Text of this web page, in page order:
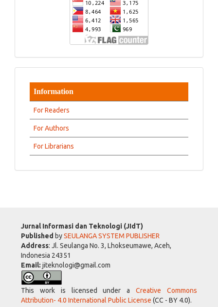
Information
For Readers
For Authors
For Librarians
Jurnal Informasi dan Teknologi (JIdT)
Published bySEULANGA SYSTEM PUBLISHER
Address: Jl. Seulanga No. 3, Lhokseumawe, Aceh,
Indonesia 24351
Email: jiteknologi@gmail.com
This work is licensed under a
Creative Commons
Attribution- 4.0 International Public License (CC - BY 4.0).